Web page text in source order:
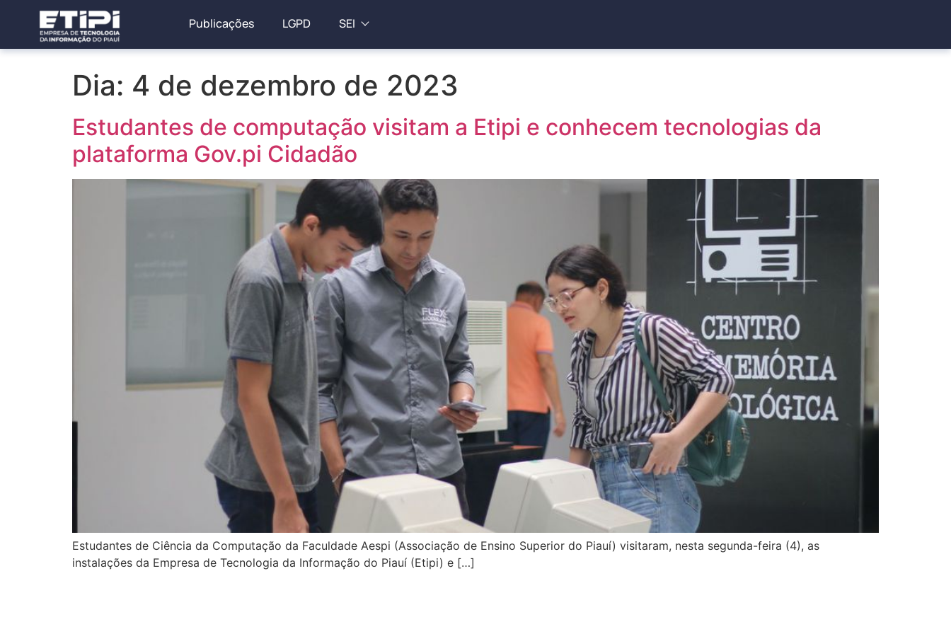
Publicações LGPD SEI
Dia: 4 de dezembro de 2023
Estudantes de computação visitam a Etipi e conhecem tecnologias da
plataforma Gov.pi Cidadão
Estudantes de Ciência da Computação da Faculdade Aespi (Associação de Ensino Superior do Piauí) visitaram, nesta segunda-feira (4), as
instalações da Empresa de Tecnologia da Informação do Piauí (Etipi) e […]